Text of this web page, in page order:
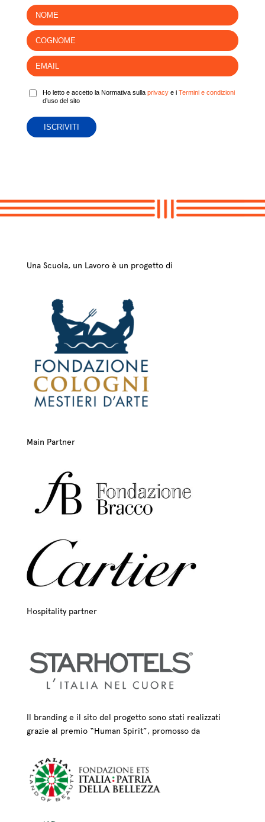
Ho letto e accetto la Normativa sulla privacye i Termini e condizioni
d’uso del sito
Una Scuola, un Lavoro è un progetto di
Main Partner
Hospitality partner
Il branding e il sito del progetto sono stati realizzati
grazie al premio “Human Spirit”, promosso da